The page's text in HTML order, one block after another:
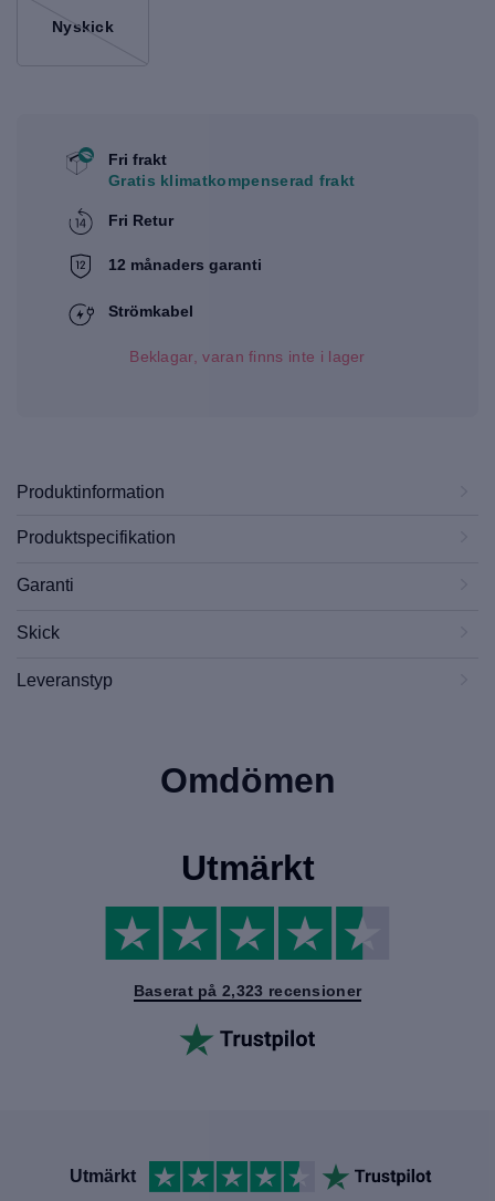
Nyskick
Fri frakt
Gratis klimatkompenserad frakt
Fri Retur
12 månaders garanti
Strömkabel
Beklagar, varan finns inte i lager
Produktinformation
Produktspecifikation
Garanti
Skick
Leveranstyp
Omdömen
Utmärkt
Baserat på 2,323 recensioner
Utmärkt